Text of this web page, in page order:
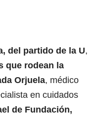
del partido de la U,
que rodean la
Orjuela, médico
en cuidados
de Fundación,